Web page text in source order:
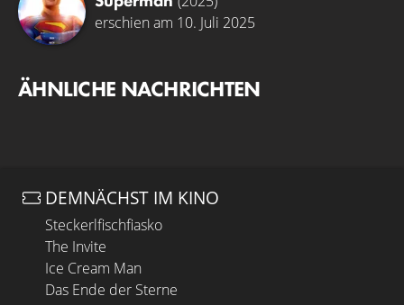
erschien am 10. Juli 2025
ÄHNLICHE NACHRICHTEN
DEMNÄCHST IM KINO
Steckerlfischfiasko
The Invite
Ice Cream Man
Das Ende der Sterne